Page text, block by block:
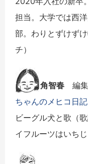
担当。大学では西
部。わりとずけず
チ）
角智春 編
ちゃんのメヒコ日記
ビーグル犬と歌（
イフルーツはいち